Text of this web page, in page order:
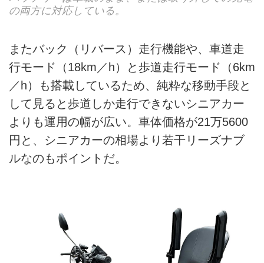
の両方に対応している。
またバック（リバース）走行機能や、車道走
行モード（18km／h）と歩道走行モード（6km
／h）も搭載しているため、純粋な移動手段と
して見ると歩道しか走行できないシニアカー
よりも運用の幅が広い。車体価格が21万5600
円と、シニアカーの相場より若干リーズナブ
ルなのもポイントだ。